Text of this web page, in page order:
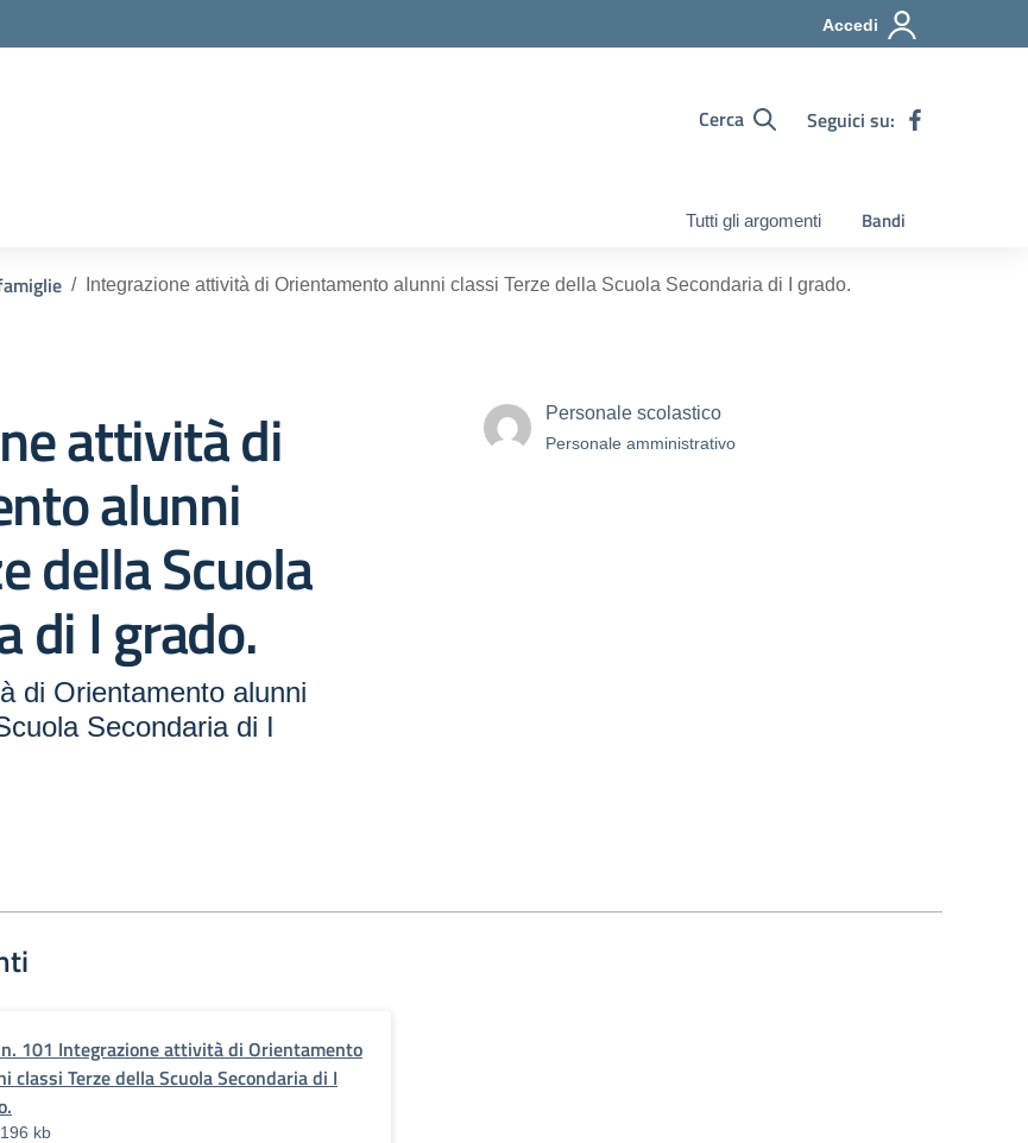
Accedi
Cerca Seguici su:
Tutti gli argomenti Bandi
Integrazione attività di Orientamento alunni classi Terze della Scuola Secondaria di I grado.
attività di
alunni
della Scuola
di I grado.
di Orientamento alunni
Secondaria di I
Personale scolastico
Personale amministrativo
101 Integrazione attività di Orientamento
classi Terze della Scuola Secondaria di I
kb